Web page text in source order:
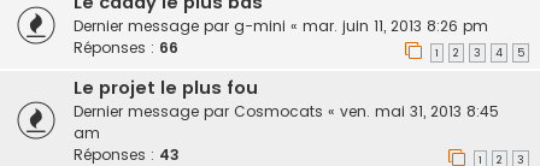
Dernier message par g-mini « mar. juin 11, 2013 8:26 pm
Réponses : 66 1 2 3 4 5
Le projet le plus fou
Dernier message par Cosmocats « ven. mai 31, 2013 8:45
am
Réponses : 43 1 2 3